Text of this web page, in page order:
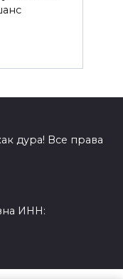
дура! Все права
ИНН: